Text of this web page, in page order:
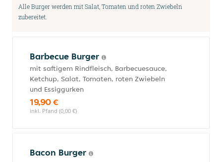
Alle Burger werden mit Salat, Tomaten und roten Zwiebeln
zubereitet.
Barbecue Burger
mit saftigem Rindfleisch, Barbecuesauce,
Ketchup, Salat, Tomaten, roten Zwiebeln
und Essiggurken
19,90 €
inkl. Pfand (0,00 €)
Bacon Burger